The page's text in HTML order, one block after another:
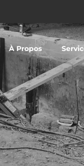
À Propos